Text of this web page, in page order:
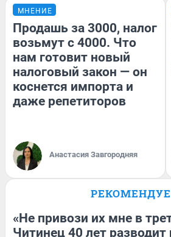
МНЕНИЕ
Продашь за 3000, налог
возьмут с 4000. Что
нам готовит новый
налоговый закон — он
коснется импорта и
даже репетиторов
Анастасия Завгородняя
«Не привози их мне в
Читинец 40 лет разводит